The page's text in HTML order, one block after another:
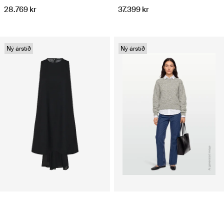
28.769 kr 37.399 kr
Ný árstíð Ný árstíð